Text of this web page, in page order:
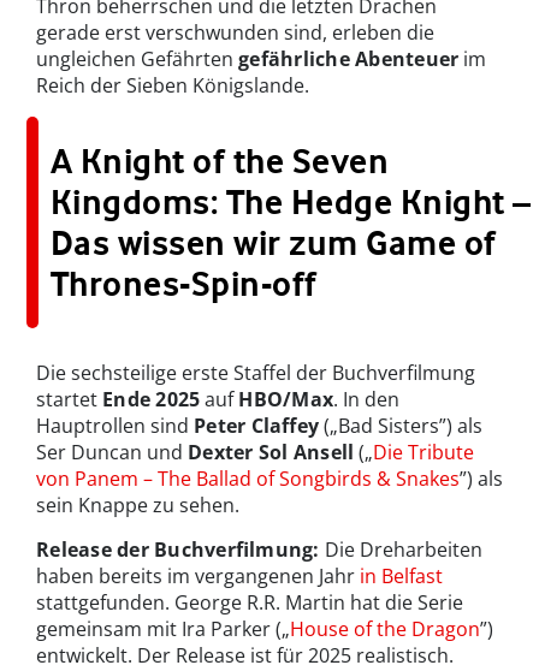
Thron beherrschen und die letzten Drachen
gerade erst verschwunden sind, erleben die
ungleichen Gefährten gefährliche Abenteuer im
Reich der Sieben Königslande.
A Knight of the Seven
Kingdoms: The Hedge Knight –
Das wissen wir zum Game of
Thrones-Spin-off
Die sechsteilige erste Staffel der Buchverfilmung
startet Ende 2025aufHBO/Max. In den
Hauptrollen sind Peter Claffey(„Bad Sisters”) als
Ser Duncan und Dexter Sol Ansell („Die Tribute
von Panem – The Ballad of Songbirds & Snakes”) als
sein Knappe zu sehen.
Release der Buchverfilmung: Die Dreharbeiten
haben bereits im vergangenen Jahr in Belfast
stattgefunden. George R.R. Martin hat die Serie
gemeinsam mit Ira Parker („House of the Dragon”)
entwickelt. Der Release ist für 2025 realistisch.